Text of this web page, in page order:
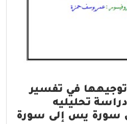
في تفسير
تحليليه
سورة يس إلى سورة